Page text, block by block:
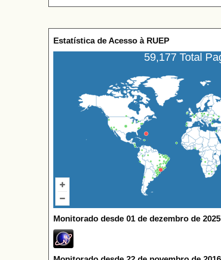
Estatística de Acesso à RUEP
59,177 Total
Monitorado desde 01 de dezembro de